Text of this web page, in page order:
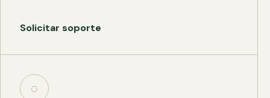
Solicitar soporte
◌